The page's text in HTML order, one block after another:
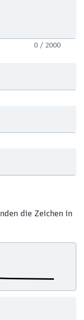
0 / 2000
die Zeichen in